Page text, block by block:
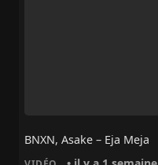
BNXN, Asake – Eja Meja